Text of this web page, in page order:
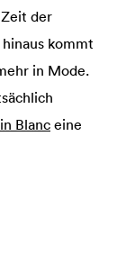
der
kommt
in Mode.
Blanc eine